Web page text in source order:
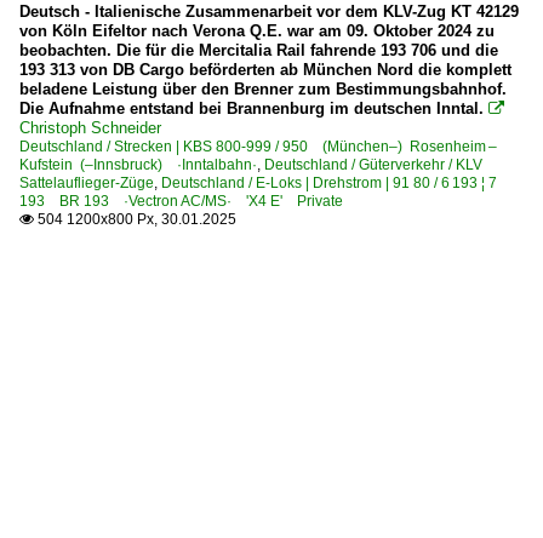
Deutsch - Italienische Zusammenarbeit vor dem KLV-Zug KT 42129
von Köln Eifeltor nach Verona Q.E. war am 09. Oktober 2024 zu
beobachten. Die für die Mercitalia Rail fahrende 193 706 und die
193 313 von DB Cargo beförderten ab München Nord die komplett
beladene Leistung über den Brenner zum Bestimmungsbahnhof.
Die Aufnahme entstand bei Brannenburg im deutschen Inntal. 
Christoph Schneider
Deutschland / Strecken | KBS 800-999 / 950 (München–) Rosenheim –
Kufstein (–Innsbruck) ·Inntalbahn·, Deutschland / Güterverkehr / KLV
Sattelauflieger-Züge, Deutschland / E-Loks | Drehstrom | 91 80 / 6 193 ¦ 7
193 BR 193 ·Vectron AC/MS· 'X4 E' Private
 504 1200x800 Px, 30.01.2025